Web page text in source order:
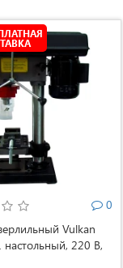
0
Vulkan
настольный, 220 В,